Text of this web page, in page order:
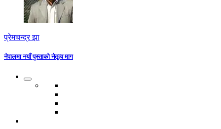
प्रेमचन्द्र झा
नेपालमा नयाँ पुस्ताको नेतृत्व माग